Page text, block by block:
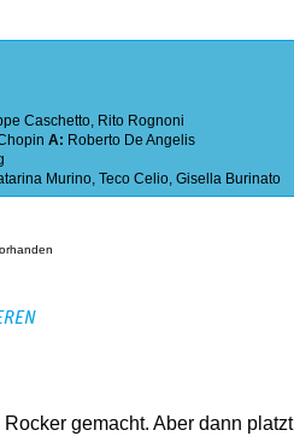
Caschetto, Rito Rognoni
A: Roberto De Angelis
Murino, Teco Celio, Gisella Burinato
gemacht. Aber dann platzt